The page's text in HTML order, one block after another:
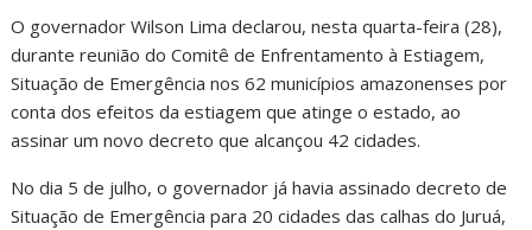
O governador Wilson Lima declarou, nesta quarta-feira (28),
durante reunião do Comitê de Enfrentamento à Estiagem,
Situação de Emergência nos 62 municípios amazonenses por
conta dos efeitos da estiagem que atinge o estado, ao
assinar um novo decreto que alcançou 42 cidades.
No dia 5 de julho, o governador já havia assinado decreto de
Situação de Emergência para 20 cidades das calhas do Juruá,